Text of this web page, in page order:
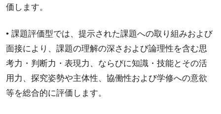
価します。
• 課題評価型では、提示された課題への取り組みおよび
面接により、課題の理解の深さおよび論理性を含む思
考力・判断力・表現力、ならびに知識・技能とその活
用力、探究姿勢や主体性、協働性および学修への意欲
等を総合的に評価します。